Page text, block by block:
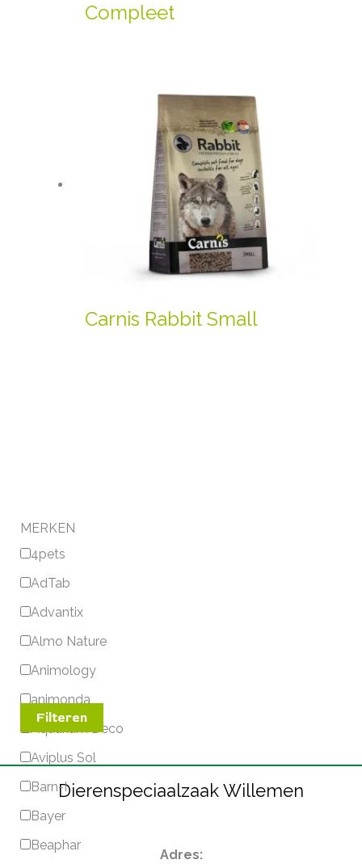
Compleet
Carnis Rabbit Small
MERKEN
4pets
AdTab
Advantix
Almo Nature
Animology
animonda
Aquarium Deco
Aviplus Sol
Barn-I
Bayer
Beaphar
Filteren
Dierenspeciaalzaak Willemen
Adres: